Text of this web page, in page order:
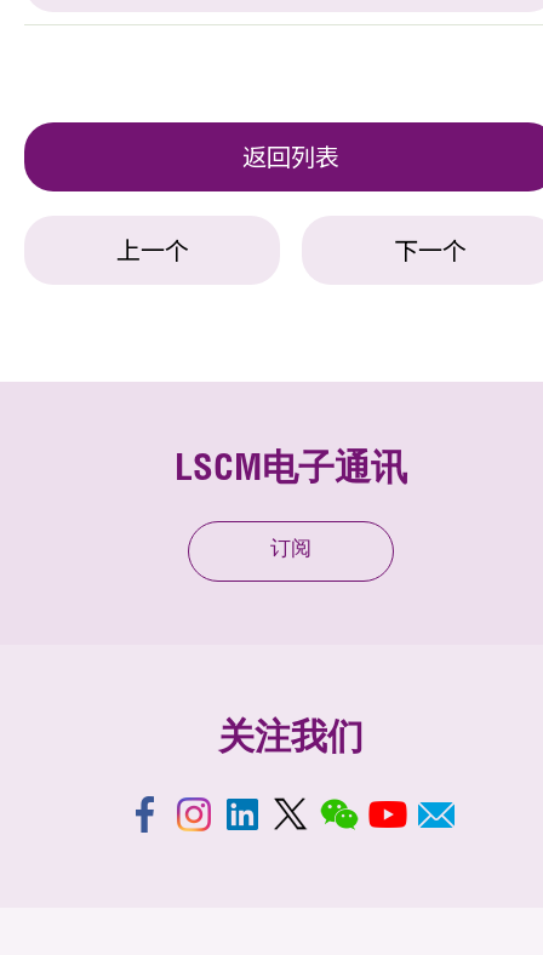
返回列表
上一个 下一个
LSCM电子通讯
订阅
关注我们